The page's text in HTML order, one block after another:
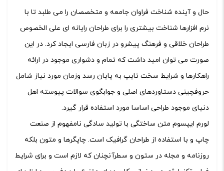
حال و آینده شناخت فراوان جامعه و متخصصان را می طلبد تا با
نرم افزارها شناخت بیشتری را برای طراحان رایانه ای علی الخصوص
طراحان خلاقی و فرهنگ پیشرو در زبان فارسی ایجاد کرد. در این
صورت می توان امید داشت که تمام و دشواری موجود در ارائه
راهکارها و شرایط سخت تایپ به پایان رسد وزمان مورد نیاز شامل
حروفچینی دستاوردهای اصلی و جوابگوی سوالات پیوسته اهل
دنیای موجود طراحی اساسا مورد استفاده قرار گیرد.
لورم ایپسوم متن ساختگی با تولید سادگی نامفهوم از صنعت
چاپ و با استفاده از طراحان گرافیک است. چاپگرها و متون بلکه
روزنامه و مجله در ستون و سطرآنچنان که لازم است و برای شرایط